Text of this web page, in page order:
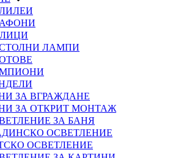
ЛАМПИ
ЗА ВГРАЖДАНЕ
ЗА ОТКРИТ МОНТАЖ
ЗА БАНЯ
ОСВЕТЛЕНИЕ
ОСВЕТЛЕНИЕ